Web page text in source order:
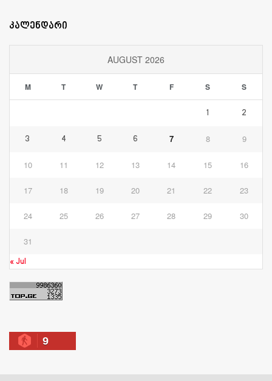
კალენდარი
AUGUST 2026
M T W T F S S
1 2
3 4 5 6 7 8 9
10 11 12 13 14 15 16
17 18 19 20 21 22 23
24 25 26 27 28 29 30
31
« Jul
9